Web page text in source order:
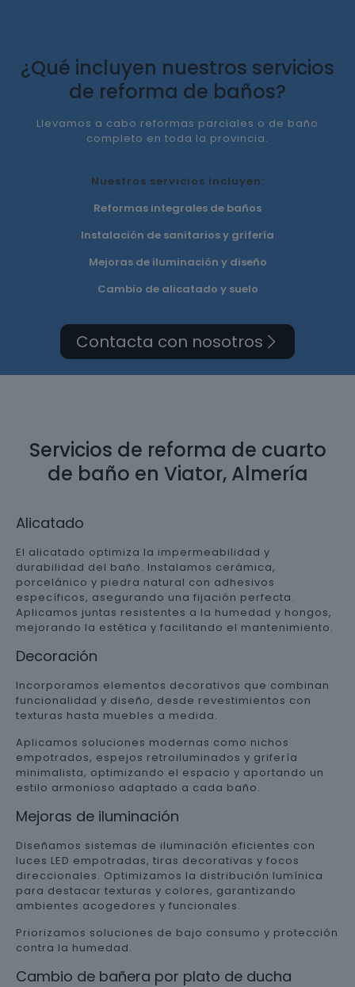
¿Qué incluyen nuestros servicios
de reforma de baños?
Llevamos a cabo reformas parciales o de baño
completo en toda la provincia.
Nuestros servicios incluyen:
Reformas integrales de baños
Instalación de sanitarios y grifería
Mejoras de iluminación y diseño
Cambio de alicatado y suelo
Contacta con nosotros
Servicios de reforma de cuarto
de baño en Viator, Almería
Alicatado
El alicatado optimiza la impermeabilidad y
durabilidad del baño. Instalamos cerámica,
porcelánico y piedra natural con adhesivos
específicos, asegurando una fijación perfecta.
Aplicamos juntas resistentes a la humedad y hongos,
mejorando la estética y facilitando el mantenimiento.
Decoración
Incorporamos elementos decorativos que combinan
funcionalidad y diseño, desde revestimientos con
texturas hasta muebles a medida.
Aplicamos soluciones modernas como nichos
empotrados, espejos retroiluminados y grifería
minimalista, optimizando el espacio y aportando un
estilo armonioso adaptado a cada baño.
Mejoras de iluminación
Diseñamos sistemas de iluminación eficientes con
luces LED empotradas, tiras decorativas y focos
direccionales. Optimizamos la distribución lumínica
para destacar texturas y colores, garantizando
ambientes acogedores y funcionales.
Priorizamos soluciones de bajo consumo y protección
contra la humedad.
Cambio de bañera por plato de ducha